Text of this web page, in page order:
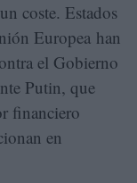
coste. Estados
Europea han
el Gobierno
Putin, que
financiero
en